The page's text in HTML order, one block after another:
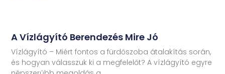
A Vízlágyító Berendezés Mire Jó
Vízlágyító – Miért fontos a fürdőszoba átalakítás során,
és hogyan válasszuk ki a megfelelőt? A vízlágyító egyre